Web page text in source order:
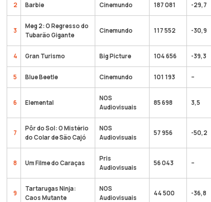
2 Barbie Cinemundo 187 081 -29,7
3
Meg 2: O Regresso do
Tubarão Gigante
Cinemundo 117 552 -30,9
4 Gran Turismo Big Picture 104 656 -39,3
5 Blue Beetle Cinemundo 101 193 –
6 Elemental
NOS
Audiovisuais
85 698 3,5
7
Pôr do Sol: O Mistério
do Colar de São Cajó
NOS
Audiovisuais
57 956 -50,2
8 Um Filme do Caraças
Pris
Audiovisuais
56 043 –
9
Tartarugas Ninja:
Caos Mutante
NOS
Audiovisuais
44 500 -36,8